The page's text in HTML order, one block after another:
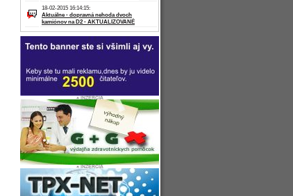
18-02-2015 16:14:15:
Aktuálne - dopravná nehoda dvoch
kamiónov na D2 - AKTUALIZOVANÉ